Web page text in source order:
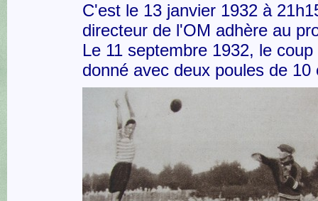
C'est le 13 janvier 1932 à
directeur de l'OM adhère au
Le 11 septembre 1932, le
donné avec deux poules de 10